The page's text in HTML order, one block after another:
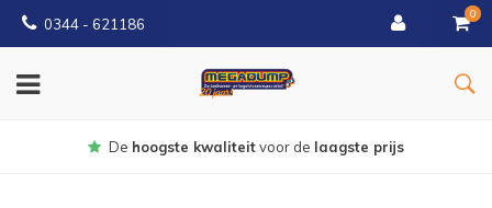
0344 - 621186
0
Gratisbezorgd vanaf € 150